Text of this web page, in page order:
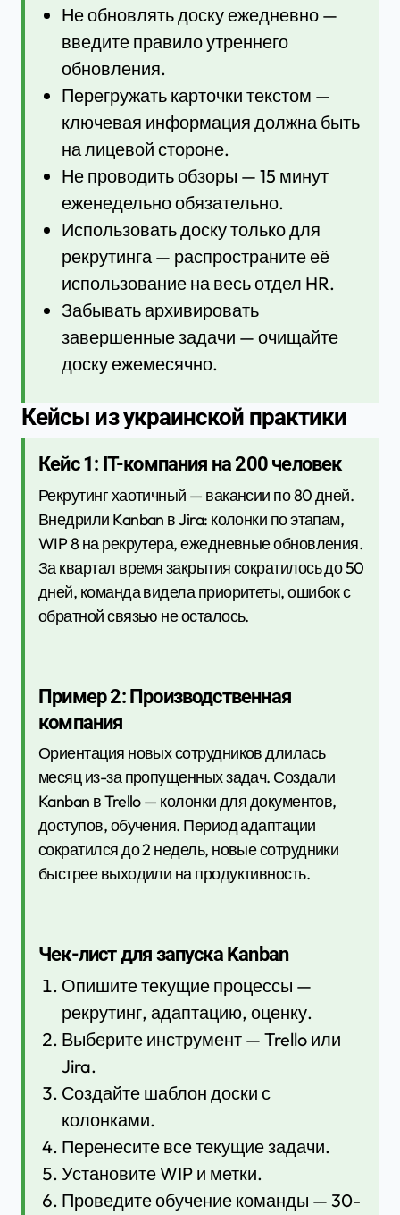
Не обновлять доску ежедневно —
введите правило утреннего
обновления.
Перегружать карточки текстом —
ключевая информация должна быть
на лицевой стороне.
Не проводить обзоры — 15 минут
еженедельно обязательно.
Использовать доску только для
рекрутинга — распространите её
использование на весь отдел HR.
Забывать архивировать
завершенные задачи — очищайте
доску ежемесячно.
Кейсы из украинской практики
Кейс 1: IT-компания на 200 человек
Рекрутинг хаотичный — вакансии по 80 дней.
Внедрили Kanban в Jira: колонки по этапам,
WIP 8 на рекрутера, ежедневные обновления.
За квартал время закрытия сократилось до 50
дней, команда видела приоритеты, ошибок с
обратной связью не осталось.
Пример 2: Производственная
компания
Ориентация новых сотрудников длилась
месяц из-за пропущенных задач. Создали
Kanban в Trello — колонки для документов,
доступов, обучения. Период адаптации
сократился до 2 недель, новые сотрудники
быстрее выходили на продуктивность.
Чек-лист для запуска Kanban
Опишите текущие процессы —
рекрутинг, адаптацию, оценку.
Выберите инструмент — Trello или
Jira.
Создайте шаблон доски с
колонками.
Перенесите все текущие задачи.
Установите WIP и метки.
Проведите обучение команды — 30-